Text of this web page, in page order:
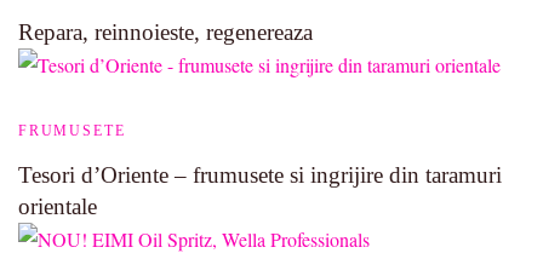
Repara, reinnoieste, regenereaza
FRUMUSETE
Tesori d’Oriente – frumusete si ingrijire din taramuri
orientale